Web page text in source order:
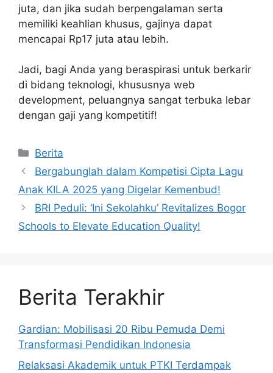
juta, dan jika sudah berpengalaman serta
memiliki keahlian khusus, gajinya dapat
mencapai Rp17 juta atau lebih.
Jadi, bagi Anda yang beraspirasi untuk berkarir
di bidang teknologi, khususnya web
development, peluangnya sangat terbuka lebar
dengan gaji yang kompetitif!
Kategori
Berita
Bergabunglah dalam Kompetisi Cipta Lagu
Anak KILA 2025 yang Digelar Kemenbud!
BRI Peduli: ‘Ini Sekolahku’ Revitalizes Bogor
Schools to Elevate Education Quality!
Berita Terakhir
Gardian: Mobilisasi 20 Ribu Pemuda Demi
Transformasi Pendidikan Indonesia
Relaksasi Akademik untuk PTKI Terdampak